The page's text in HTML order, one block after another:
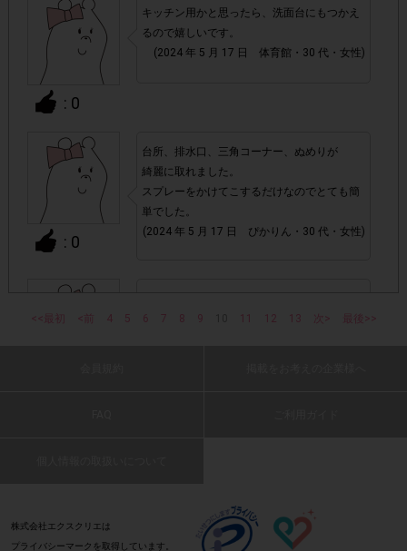
▼ポイント付与対象外
チェックポイントの条件を満たしていない場合
・ECサイトやネットスーパーでのご購入
・1つのアンケートにつき、お1人様あたり複数回の参加が
確認された場合。
株式会社エクスクリエが運営する、レシートを活用したサ
ービスのモニター回答は、 1つのアンケートにつき1人1回
の参加とさせていただいております。
・レシート画像に
「対象商品名」「購入数」
の全てが記載されていない場合
が確認できるよう
トを折り曲げ、撮影してください。
: 0
キッチン用かと思ったら、洗面台にもつかえ
るので嬉しいです。
(2024 年 5 月 17 日 体育館・30 代・女性)
: 0
台所、排水口、三角コーナー、ぬめりが
綺麗に取れました。
スプレーをかけてこするだけなのでとても簡
単でした。
(2024 年 5 月 17 日 ぴかりん・30 代・女性)
(2024 年 5 月 17 日 やあな・30 代・女性)
: 0
<<最初 <前 4 5 6 7 8 9 11 12 13 次> 最後>>
株式会社エクスクリエは
プライバシーマークを取得しています。